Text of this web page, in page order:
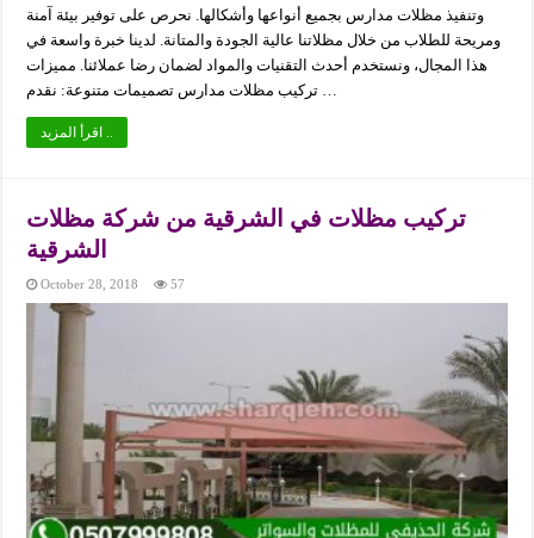
وتنفيذ مظلات مدارس بجميع أنواعها وأشكالها. نحرص على توفير بيئة آمنة
ومريحة للطلاب من خلال مظلاتنا عالية الجودة والمتانة. لدينا خبرة واسعة في
هذا المجال، ونستخدم أحدث التقنيات والمواد لضمان رضا عملائنا. مميزات
تركيب مظلات في الشرقية من شركة مظلات
الشرقية
October 28, 2018 57